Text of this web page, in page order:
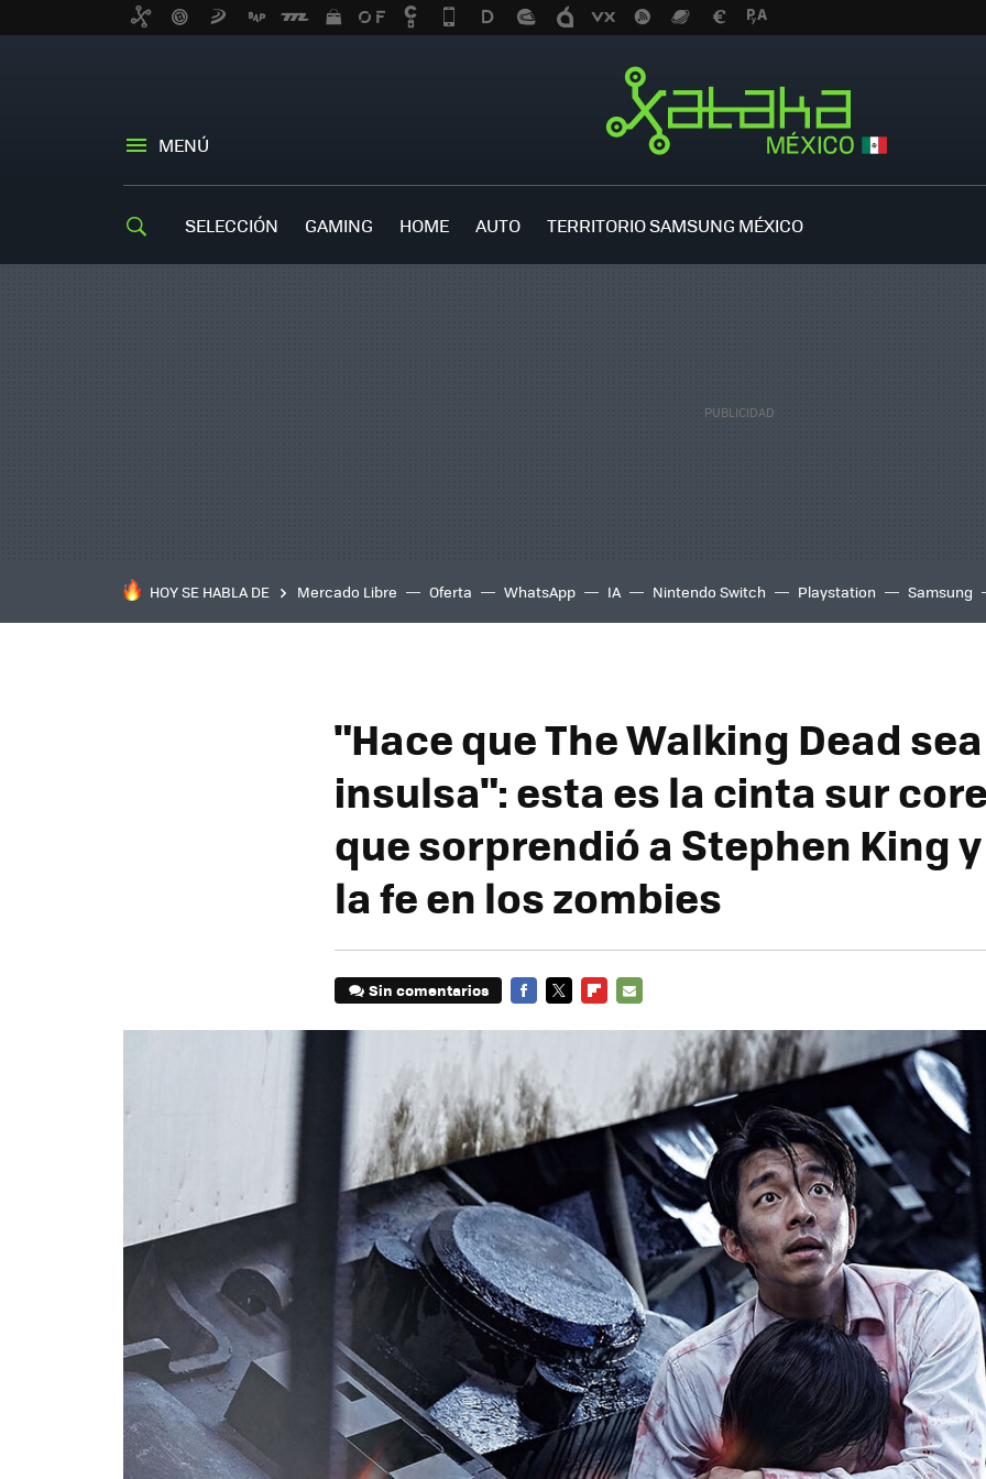
MENÚ
SELECCIÓN GAMING HOME AUTO TERRITORIO SAMSUNG MÉXICO
HOY SE HABLA DE Mercado Libre Oferta WhatsApp IA Nintendo Switch Playstation Samsung
"Hace que The Walking Dead sea
insulsa": esta es la cinta sur
que sorprendió a Stephen King
la fe en los zombies
Sin comentarios